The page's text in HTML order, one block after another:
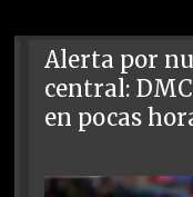
Alerta por
central:
en pocas